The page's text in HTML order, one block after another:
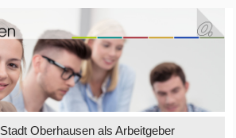
Stadt Oberhausen als Arbeitgeber